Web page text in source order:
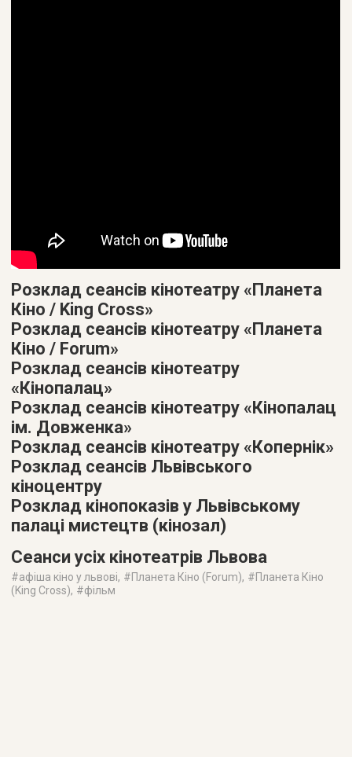
Розклад сеансів кінотеатру «Планета
Кіно / King Cross»
Розклад сеансів кінотеатру «Планета
Кіно / Forum»
Розклад сеансів кінотеатру
«Кінопалац»
Розклад сеансів кінотеатру «Кінопалац
ім. Довженка»
Розклад сеансів кінотеатру «Копернік»
Розклад сеансів Львівського
кіноцентру
Розклад кінопоказів у Львівському
палаці мистецтв (кінозал)
Сеанси усіх кінотеатрів Львова
#афіша кіно у львові, #Планета Кіно (Forum), #Планета Кіно
(King Cross), #фільм